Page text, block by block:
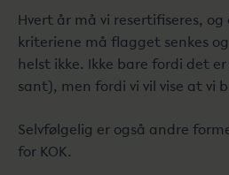
Hvert år må vi resertifiseres,
kriteriene må flagget senkes
helst ikke. Ikke bare fordi det
sant), men fordi vi vil vise at vi
Selvfølgelig er også andre
for KOK.